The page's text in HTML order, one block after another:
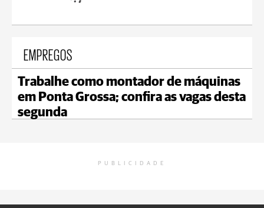
EMPREGOS
Trabalhe como montador de máquinas
em Ponta Grossa; confira as vagas desta
segunda
PUBLICIDADE